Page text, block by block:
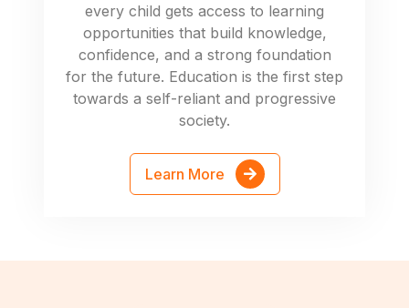
every child gets access to learning
opportunities that build knowledge,
confidence, and a strong foundation
for the future. Education is the first step
towards a self-reliant and progressive
society.
Learn More